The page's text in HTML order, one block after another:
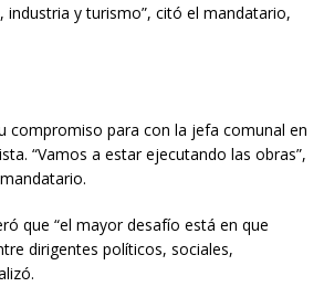
industria y turismo”, citó el mandatario,
compromiso para con la jefa comunal en
“Vamos a estar ejecutando las obras”,
que “el mayor desafío está en que
dirigentes políticos, sociales,